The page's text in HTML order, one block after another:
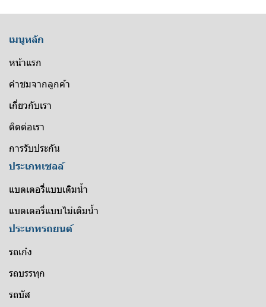
เมนูหลัก
หน้าแรก
คำชมจากลูกค้า
เกี่ยวกับเรา
ติดต่อเรา
การรับประกัน
ประเภทเซลล์
แบตเตอรี่แบบเติมน้ำ
แบตเตอรี่แบบไม่เติมน้ำ
ประเภทรถยนต์
รถเก๋ง
รถบรรทุก
รถบัส